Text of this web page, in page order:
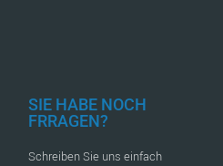
SIE HABE NOCH
FRRAGEN?
Schreiben Sie uns einfach